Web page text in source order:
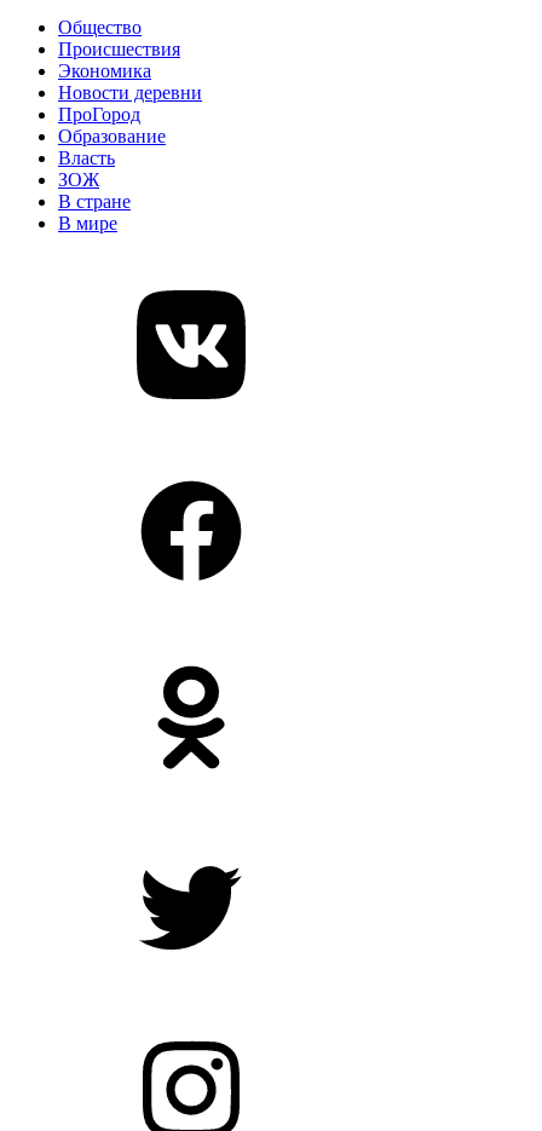
Общество
Происшествия
Экономика
Новости деревни
ПроГород
Образование
Власть
ЗОЖ
В стране
В мире